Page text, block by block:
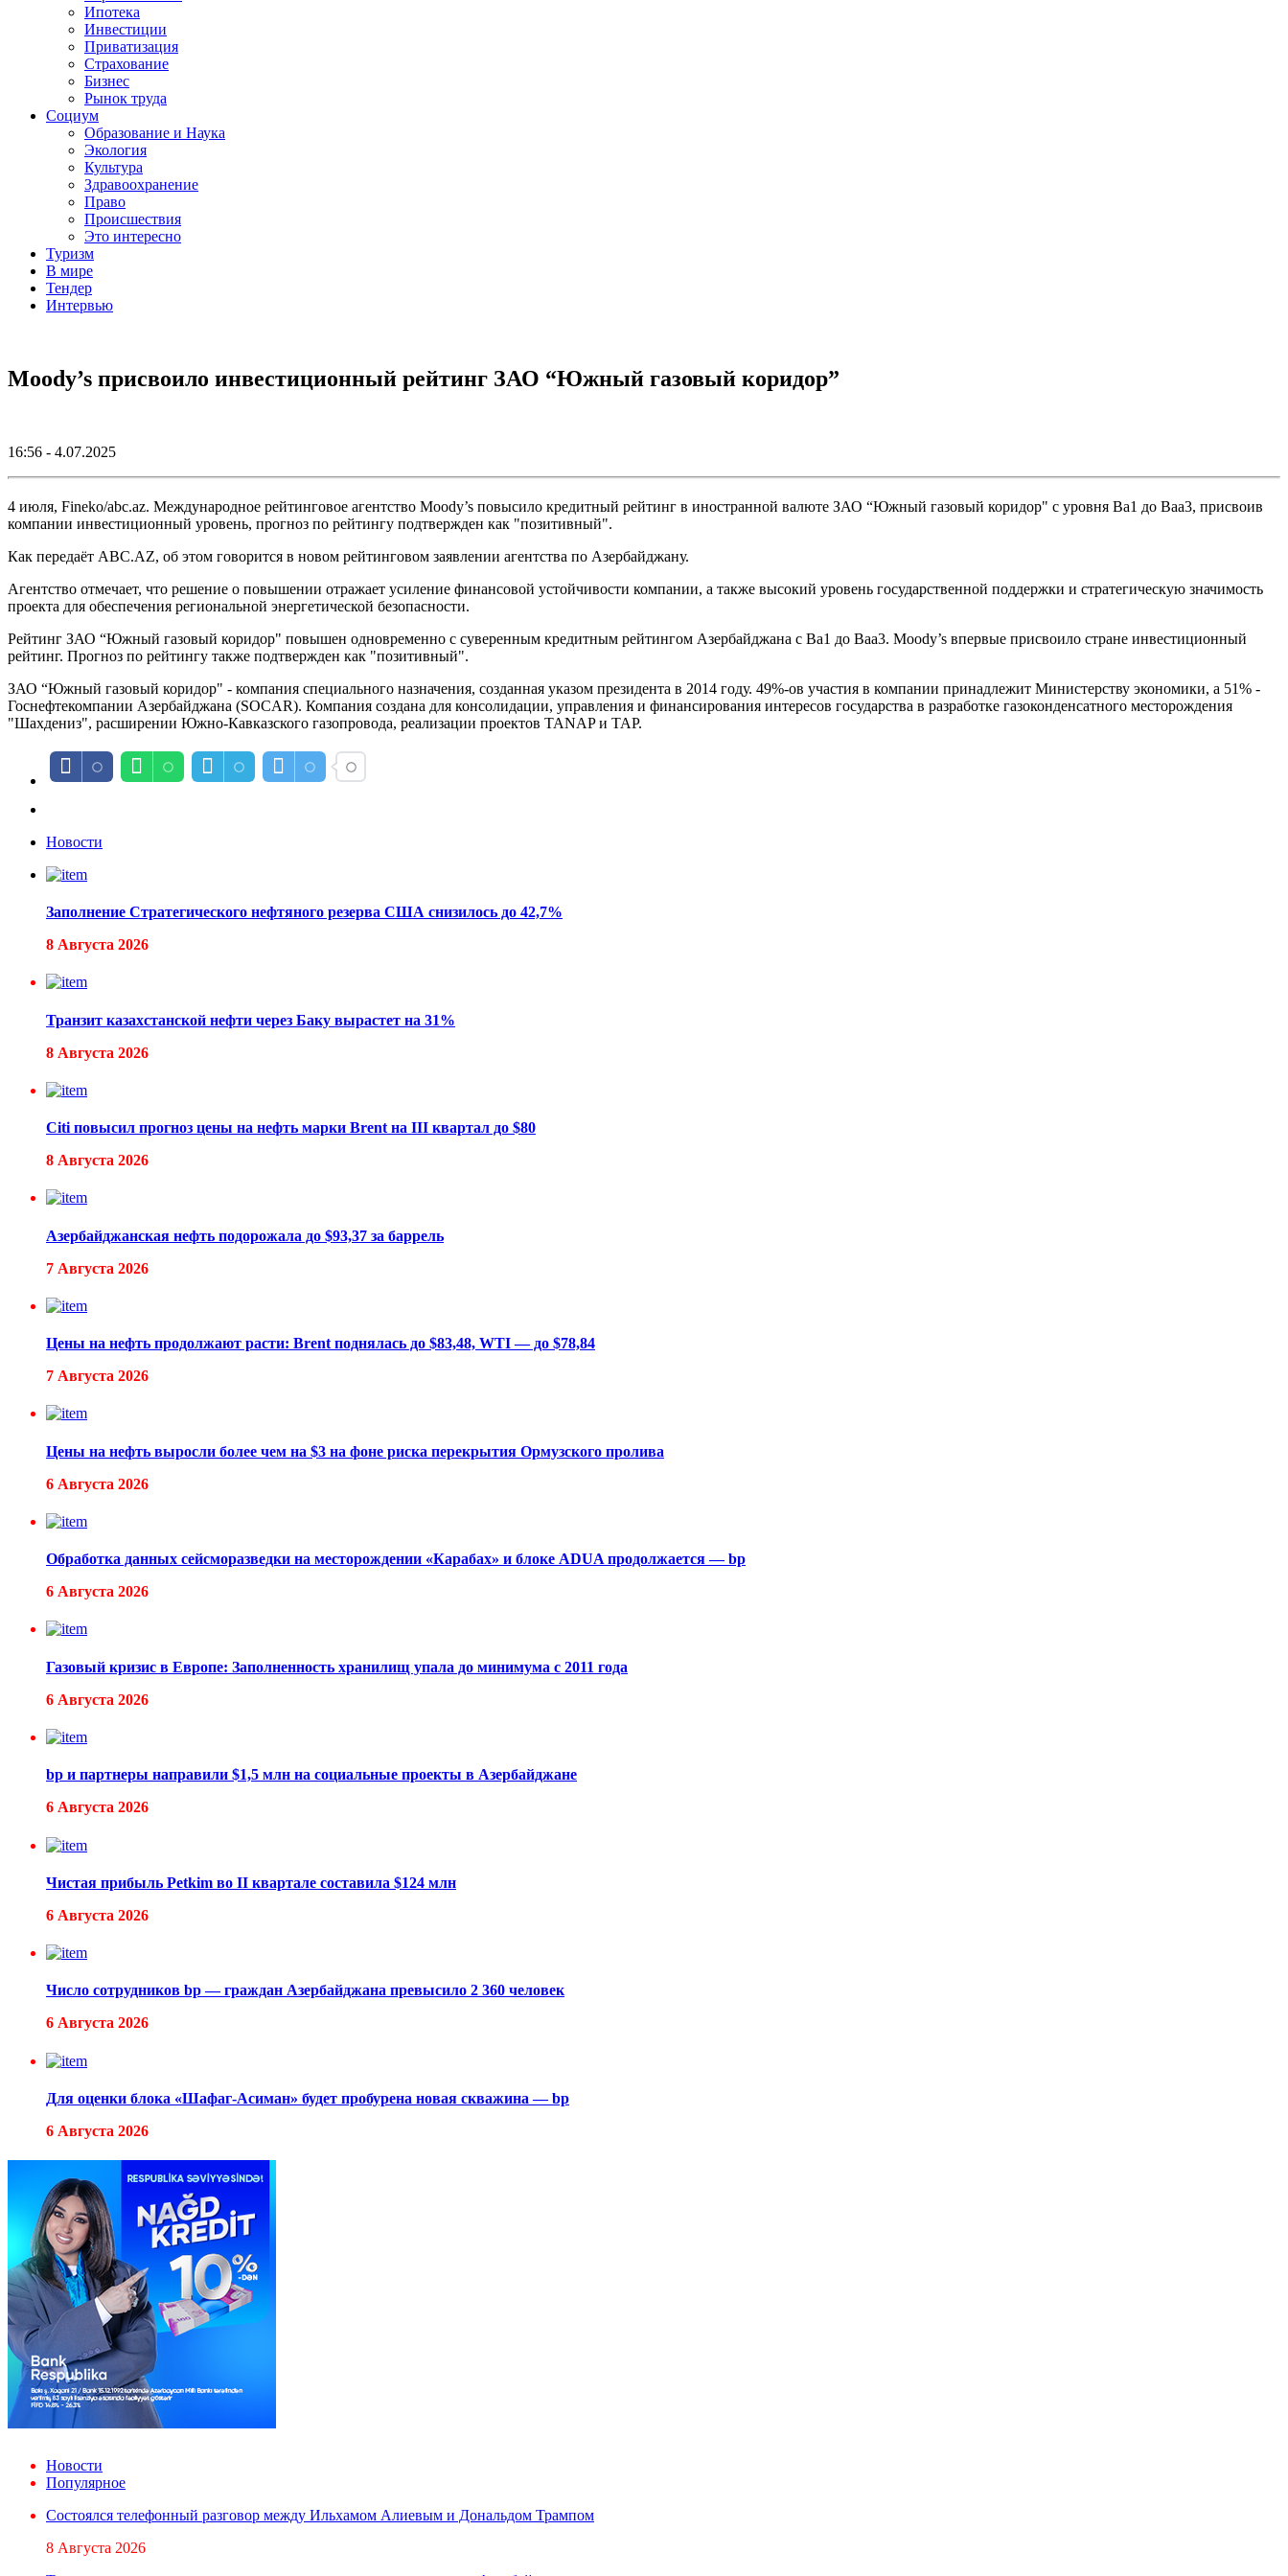
Ипотека
Инвестиции
Приватизация
Страхование
Бизнес
Рынок труда
Социум
Образование и Наука
Экология
Культура
Здравоохранение
Право
Происшествия
Это интересно
Туризм
В мире
Тендер
Интервью
Moody’s присвоило инвестиционный рейтинг ЗАО “Южный газовый коридор”
16:56 - 4.07.2025
4 июля, Fineko/abc.az. Международное рейтинговое агентство Moody’s повысило кредитный рейтинг в иностранной валюте ЗАО “Южный газовый коридор" с уровня Ba1 до Baa3, присвоив
компании инвестиционный уровень, прогноз по рейтингу подтвержден как "позитивный".
Как передаёт ABC.AZ, об этом говорится в новом рейтинговом заявлении агентства по Азербайджану.
Агентство отмечает, что решение о повышении отражает усиление финансовой устойчивости компании, а также высокий уровень государственной поддержки и стратегическую значимость
проекта для обеспечения региональной энергетической безопасности.
Рейтинг ЗАО “Южный газовый коридор" повышен одновременно с суверенным кредитным рейтингом Азербайджана с Ba1 до Baa3. Moody’s впервые присвоило стране инвестиционный
рейтинг. Прогноз по рейтингу также подтвержден как "позитивный".
ЗАО “Южный газовый коридор" - компания специального назначения, созданная указом президента в 2014 году. 49%-ов участия в компании принадлежит Министерству экономики, а 51% -
Госнефтекомпании Азербайджана (SOCAR). Компания создана для консолидации, управления и финансирования интересов государства в разработке газоконденсатного месторождения
"Шахдениз", расширении Южно-Кавказского газопровода, реализации проектов TANAP и TAP.
Новости
Заполнение Стратегического нефтяного резерва США снизилось до 42,7%
8 Августа 2026
Транзит казахстанской нефти через Баку вырастет на 31%
8 Августа 2026
Citi повысил прогноз цены на нефть марки Brent на III квартал до $80
8 Августа 2026
Азербайджанская нефть подорожала до $93,37 за баррель
7 Августа 2026
Цены на нефть продолжают расти: Brent поднялась до $83,48, WTI — до $78,84
7 Августа 2026
Цены на нефть выросли более чем на $3 на фоне риска перекрытия Ормузского пролива
6 Августа 2026
Обработка данных сейсморазведки на месторождении «Карабах» и блоке ADUA продолжается — bp
6 Августа 2026
Газовый кризис в Европе: Заполненность хранилищ упала до минимума с 2011 года
6 Августа 2026
bp и партнеры направили $1,5 млн на социальные проекты в Азербайджане
6 Августа 2026
Чистая прибыль Petkim во II квартале составила $124 млн
6 Августа 2026
Число сотрудников bp — граждан Азербайджана превысило 2 360 человек
6 Августа 2026
Для оценки блока «Шафаг-Асиман» будет пробурена новая скважина — bp
6 Августа 2026
Новости
Популярное
Состоялся телефонный разговор между Ильхамом Алиевым и Дональдом Трампом
8 Августа 2026